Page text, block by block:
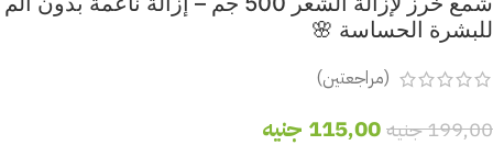
للبشرة الحساسة 🌸
(مراجعتين)
199,00جنيه115,00 جنيه